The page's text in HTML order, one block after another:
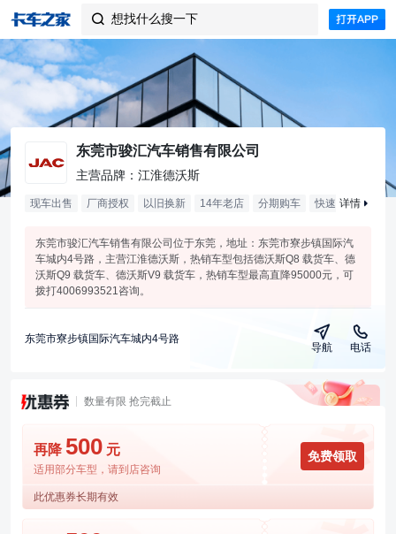
 想找什么搜一下
东莞市骏汇汽车销售有限公司
主营品牌：江淮德沃斯
现车出售 厂商授权 以旧换新 14年老店 分期购车 快速响应
详情
东莞市骏汇汽车销售有限公司位于东莞，地址：东莞市寮步镇国际汽
车城内4号路，主营江淮德沃斯，热销车型包括德沃斯Q8 载货车、德
沃斯Q9 载货车、德沃斯V9 载货车，热销车型最高直降95000元，可
拨打4006993521咨询。
东莞市寮步镇国际汽车城内4号路
导航 电话
数量有限 抢完截止
再降 500 元
适用部分车型，请到店咨询
免费领取
此优惠券长期有效